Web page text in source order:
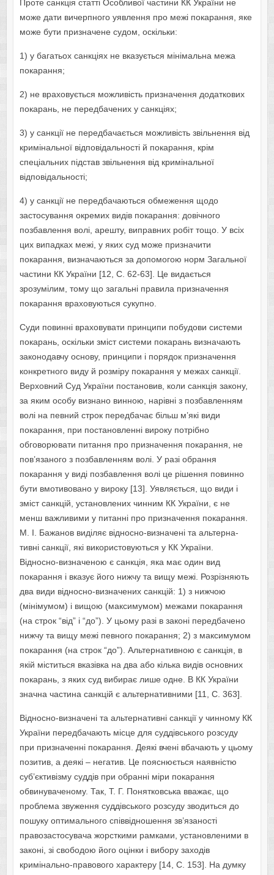
Проте санкція статті Особливої частини КК України не
може дати вичерпного уявлення про межі покарання, яке
може бути призначене судом, оскільки:
1) у багатьох санкціях не вказується мінімальна межа
покарання;
2) не враховується можливість призначення додаткових
покарань, не передбачених у санкціях;
3) у санкції не передбачається можливість звільнення від
кримінальної відповідальності й покарання, крім
спеціальних підстав звільнення від кримінальної
відповідальності;
4) у санкції не передбачаються обмеження щодо
застосування окремих видів покарання: довічного
позбавлення волі, арешту, виправних робіт тощо. У всіх
цих випадках межі, у яких суд може призначити
покарання, визначаються за допомогою норм Загальної
частини КК України [12, С. 62-63]. Це видається
зрозумілим, тому що загальні правила призначення
покарання враховуються сукупно.
Суди повинні враховувати принципи побудови системи
покарань, оскільки зміст системи покарань визначають
законодавчу основу, принципи і порядок призначення
конкретного виду й розміру покарання у межах санкції.
Верховний Суд України постановив, коли санкція закону,
за яким особу визнано винною, нарівні з позбавленням
волі на певний строк передбачає більш м’які види
покарання, при постановленні вироку потрібно
обговорювати питання про призначення покарання, не
пов’язаного з позбавленням волі. У разі обрання
покарання у виді позбавлення волі це рішення повинно
бути вмотивовано у вироку [13]. Уявляється, що види і
зміст санкцій, установлених чинним КК України, є не
менш важливими у питанні про призначення покарання.
М. І. Бажанов виділяє відносно-визначені та альтерна­
тивні санкції, які використовуються у КК України.
Відносно-визначеною є санкція, яка має один вид
покарання і вказує його нижчу та вищу межі. Розрізняють
два види відносно-визначених санкцій: 1) з нижчою
(мінімумом) і вищою (максимумом) межами покарання
(на строк “від” і “до”). У цьому разі в законі перед­бачено
нижчу та вищу межі певного покарання; 2) з максимумом
покарання (на строк “до”). Альтернативною є санкція, в
якій міститься вказівка на два або кілька видів основних
покарань, з яких суд вибирає лише одне. В КК України
значна частина санкцій є альтернативними [11, С. 363].
Відносно-визначені та альтернативні санкції у чинному КК
України передбачають місце для суддівського розсуду
при призначенні покарання. Деякі вчені вбачають у цьому
позитив, а деякі – негатив. Це пояснюється наявністю
суб’єктивізму суддів при обранні міри покарання
обвинуваченому. Так, Т. Г. Понятковська вважає, що
проблема звуження суддівського розсуду зводиться до
пошуку оптимального співвідношення зв’язаності
правозастосувача жорсткими рамками, установленими в
законі, зі свободою його оцінки і вибору заходів
кримінально-правового характеру [14, С. 153]. На думку